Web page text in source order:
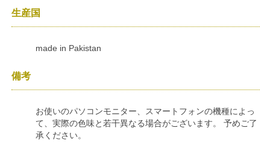
生産国
made in Pakistan
備考
お使いのパソコンモニター、スマートフォンの機種によっ
て、実際の色味と若干異なる場合がございます。 予めご了
承ください。